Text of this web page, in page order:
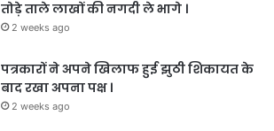
तोड़े ताले लाखों की नगदी ले भागे ।
2 weeks ago
पत्रकारों ने अपने खिलाफ हुई झुठी शिकायत के
बाद रखा अपना पक्ष ।
2 weeks ago